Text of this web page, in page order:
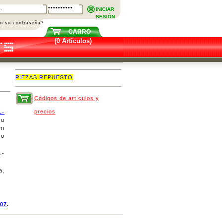
INICIAR
SESIÓN
su contraseña?
CARRO
(0 Artículos)
PIEZAS REPUESTO
Códigos de artículos y
precios
.